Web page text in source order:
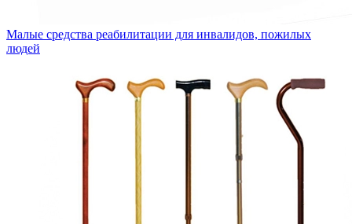
Малые средства реабилитации для инвалидов, пожилых
людей